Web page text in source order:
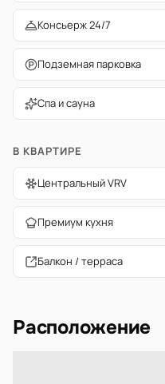
Консьерж 24/7
Подземная парковка
Спа и сауна
В КВАРТИРЕ
Центральный VRV
Премиум кухня
Балкон / терраса
Расположение